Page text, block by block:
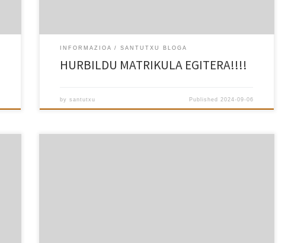
INFORMAZIOA SANTUTXU BLOGA
HURBILDU MATRIKULA EGITERA!!!!
by santutxu Published 2024-09-06